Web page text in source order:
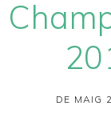
DE MAIG